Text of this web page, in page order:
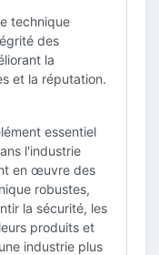
technique
des
la
et la réputation.
essentiel
l'industrie
en œuvre des
robustes,
la sécurité, les
produits et
industrie plus